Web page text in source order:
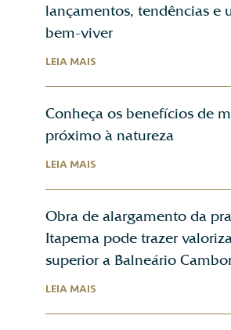
lançamentos, tendências e
bem-viver
LEIA MAIS
Conheça os benefícios de
próximo à natureza
LEIA MAIS
Obra de alargamento da
Itapema pode trazer
superior a Balneário
LEIA MAIS